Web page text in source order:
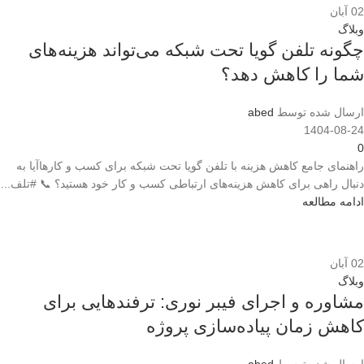
02 آبان
وبلاگ
چگونه تلفن گویا تحت شبکه می‌تواند هزینه‌های
شما را کاهش دهد؟
ارسال شده توسط abed
1404-08-24
0
راهنمای جامع کاهش هزینه با تلفن گویا تحت شبکه برای کسب و کارهاآیا به
دنبال راهی برای کاهش هزینه‌های ارتباطی کسب و کار خود هستید؟ 📞 #تلف...
ادامه مطالعه
02 آبان
وبلاگ
مشاوره و اجرای فیبر نوری: ترفندهایی برای
کاهش زمان پیاده‌سازی پروژه